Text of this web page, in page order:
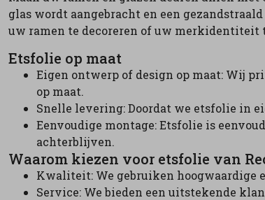
glas wordt aangebracht en een
uw ramen te decoreren of uw merkidentiteit
Etsfolie op maat
Eigen ontwerp of design op maat: Wij
op maat.
Snelle levering: Doordat we etsfolie in
Eenvoudige montage: Etsfolie is
achterblijven.
Waarom kiezen voor etsfolie van
Kwaliteit: We gebruiken hoogwaardige
Service: We bieden een uitstekende